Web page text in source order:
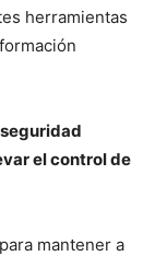
herramientas
el control de
mantener a